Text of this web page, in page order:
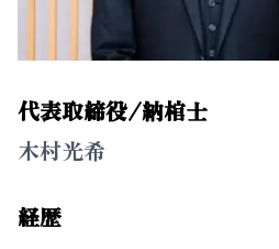
代表取締役/納棺士
木村光希
経歴